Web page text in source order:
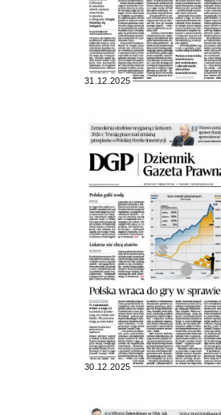
31.12.2025
30.12.2025